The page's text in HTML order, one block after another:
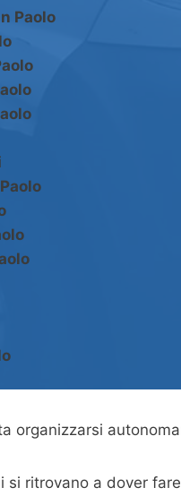
Paolo
organizzarsi
si ritrovano a dover